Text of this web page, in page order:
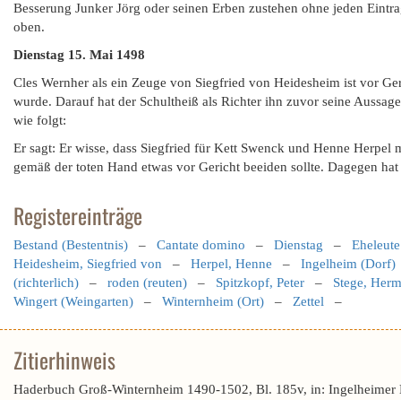
Besserung Junker Jörg oder seinen Erben zustehen ohne jeden
oben.
Dienstag 15. Mai 1498
Cles Wernher als ein Zeuge von Siegfried von Heidesheim ist vor
wurde. Darauf hat der Schultheiß als Richter ihn zuvor seine
wie folgt:
Er sagt: Er wisse, dass Siegfried für Kett Swenck und Henne
gemäß der toten Hand etwas vor Gericht beeiden sollte. Dagegen
Registereinträge
Bestand (Bestentnis) – Cantate domino – Dienstag – Eheleute
Heidesheim, Siegfried von – Herpel, Henne – Ingelheim (Dorf)
(richterlich) – roden (reuten) – Spitzkopf, Peter – Stege,
Wingert (Weingarten) – Winternheim (Ort) – Zettel –
Zitierhinweis
Haderbuch Groß-Winternheim 1490-1502, Bl. 185v, in: